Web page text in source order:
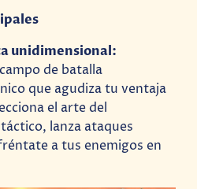
unidimensional:
de batalla
que agudiza tu ventaja
el arte del
lanza ataques
a tus enemigos en